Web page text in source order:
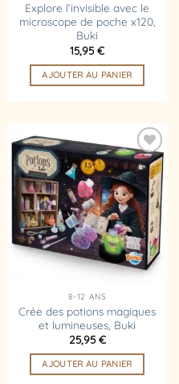
Explore l’invisible avec le
microscope de poche x120,
Buki
15,95€
AJOUTER AU PANIER
Ajouter
à la
liste
d’envies
8-12 ANS
Crée des potions magiques
et lumineuses, Buki
25,95€
AJOUTER AU PANIER